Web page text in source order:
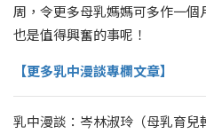
周，令更多母乳媽媽可多作一
也是值得興奮的事呢！
【更多乳中漫談專欄文章】
乳中漫談：岑林淑玲（母乳育兒